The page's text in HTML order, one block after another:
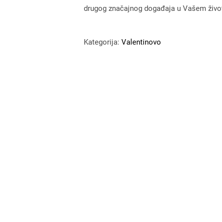
drugog značajnog događaja u Vašem
Kategorija: Valentinovo